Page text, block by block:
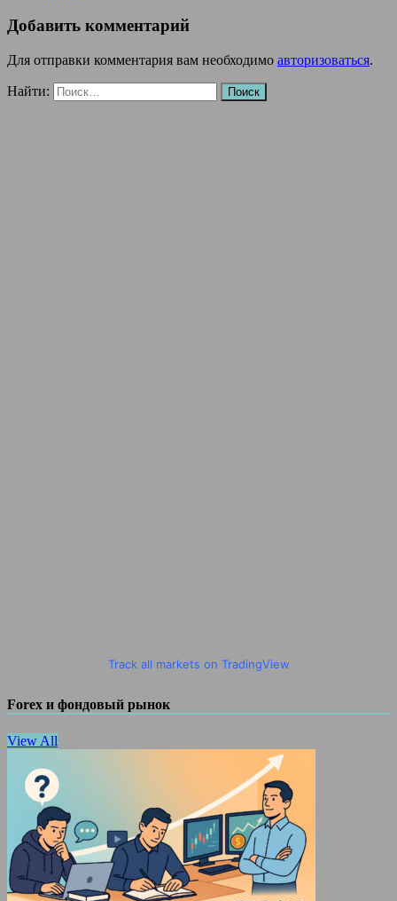
Добавить комментарий
Для отправки комментария вам необходимо авторизоваться.
Найти:
Track all markets on TradingView
Forex и фондовый рынок
View All